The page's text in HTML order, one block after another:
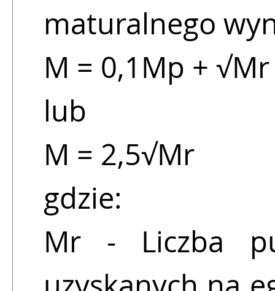
maturalnego
M = 0,1Mp +
lub
M = 2,5√Mr
gdzie:
Mr - Liczba